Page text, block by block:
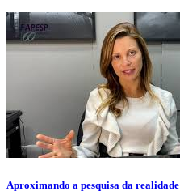
Aproximando a pesquisa da realidade